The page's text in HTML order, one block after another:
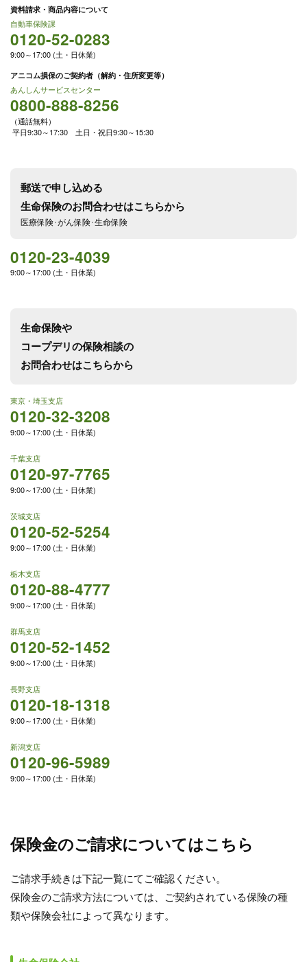
資料請求・商品内容について
自動車保険課
0120-52-0283
9:00～17:00 (土・日休業)
アニコム損保のご契約者（解約・住所変更等）
あんしんサービスセンター
0800-888-8256
（通話無料）
平日9:30～17:30 土日・祝日9:30～15:30
郵送で申し込める
生命保険のお問合わせはこちらから
医療保険･がん保険･生命保険
0120-23-4039
9:00～17:00 (土・日休業)
生命保険や
コープデリの保険相談の
お問合わせはこちらから
東京・埼玉支店
0120-32-3208
9:00～17:00 (土・日休業)
千葉支店
0120-97-7765
9:00～17:00 (土・日休業)
茨城支店
0120-52-5254
9:00～17:00 (土・日休業)
栃木支店
0120-88-4777
9:00～17:00 (土・日休業)
群馬支店
0120-52-1452
9:00～17:00 (土・日休業)
長野支店
0120-18-1318
9:00～17:00 (土・日休業)
新潟支店
0120-96-5989
9:00～17:00 (土・日休業)
保険金のご請求についてはこちら
ご請求手続きは下記一覧にてご確認ください。
保険金のご請求方法については、ご契約されている保険の種
類や保険会社によって異なります。